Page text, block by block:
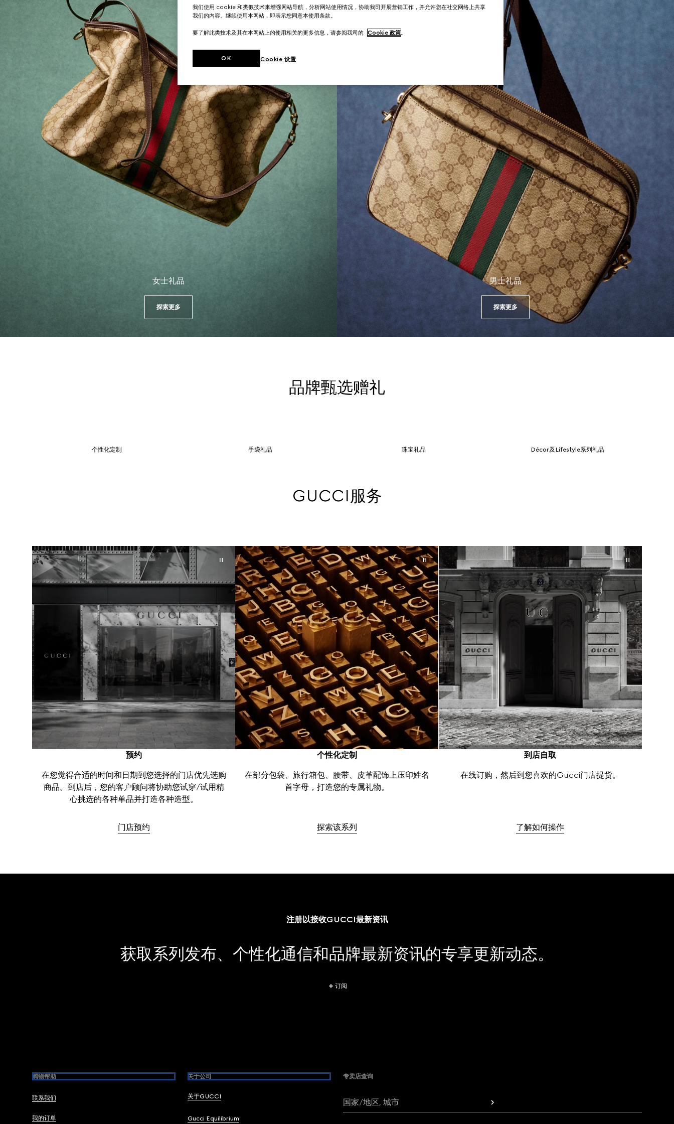
女士礼品
探索更多
男士礼品
探索更多
品牌甄选赠礼
个性化定制 手袋礼品 珠宝礼品 Décor及Lifestyle系列礼品
GUCCI服务
预约
在您觉得合适的时间和日期到您选择的门店优先选购
商品。到店后，您的客户顾问将协助您试穿/试用精
心挑选的各种单品并打造各种造型。
门店预约
个性化定制
在部分包袋、旅行箱包、腰带、皮革配饰上压印姓名
首字母，打造您的专属礼物。
探索该系列
到店自取
在线订购，然后到您喜欢的Gucci门店提货。
了解如何操作
注册以接收GUCCI最新资讯
获取系列发布、个性化通信和品牌最新资讯的专享更新动态。
订阅
购物帮助
联系我们
我的订单
关于公司
关于GUCCI
Gucci Equilibrium
专卖店查询
国家/地区, 城市
我们使用 cookie 和类似技术来增强网站导航，分析网站使用情况，协助我司开展营销工作，并允许您在社交网络上共享
我们的内容。继续使用本网站，即表示您同意本使用条款。
要了解此类技术及其在本网站上的使用相关的更多信息，请参阅我司的 Cookie 政策。
Cookie 设置
OK